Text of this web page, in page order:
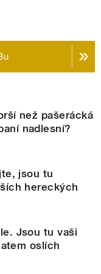
než pašerácká
nadlesní?
jsou tu
hereckých
Jsou tu vaši
oslích